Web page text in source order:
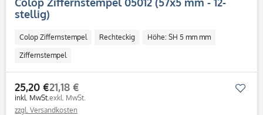
stellig)
Colop Ziffernstempel Rechteckig Höhe: SH 5 mm mm
Ziffernstempel
25,20 €
inkl. MwSt.
21,18 €
exkl. MwSt.
zzgl. Versandkosten